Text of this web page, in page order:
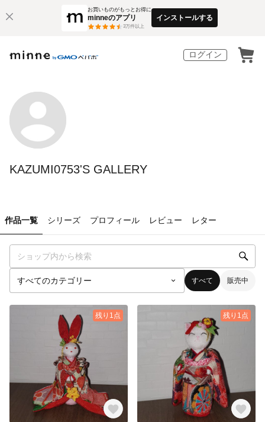
お買いものがもっとお得に
minneのアプリ
3万件以上
インストールする
ログイン
KAZUMI0753'S GALLERY
作品一覧 シリーズ プロフィール レビュー レター
すべて 販売中
残り1点 残り1点